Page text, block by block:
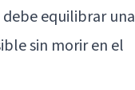
equilibrar una
sin morir en el